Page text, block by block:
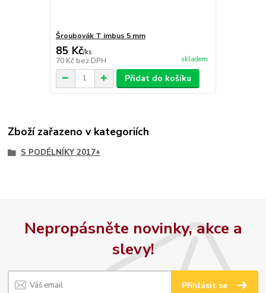
Šroubovák T imbus 5 mm
85 Kč/ks
70 Kč bez DPH skladem
Přidat do košíku
Zboží zařazeno v kategoriích
S PODÉLNÍKY 2017+
Nepropásněte novinky, akce a
slevy!
Přihlásit se